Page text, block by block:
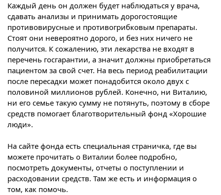
Каждый день он должен будет наблюдаться у врача,
сдавать анализы и принимать дорогостоящие
противовирусные и противогрибковым препараты.
Стоят они невероятно дорого, и без них ничего не
получится. К сожалению, эти лекарства не входят в
перечень госгарантии, а значит должны приобретаться
пациентом за свой счет. На весь период реабилитации
после пересадки может понадобится около двух с
половиной миллионов рублей. Конечно, ни Виталию,
ни его семье такую сумму не потянуть, поэтому в сборе
средств помогает благотворительный фонд «Хорошие
люди».
На сайте фонда есть специальная страничка, где вы
можете прочитать о Виталии более подробно,
посмотреть документы, отчеты о поступлении и
расходовании средств. Там же есть и информация о
том, как помочь.